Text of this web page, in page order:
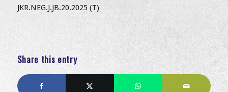
JKR.NEG.J.JB.20.2025 (T)
Share this entry